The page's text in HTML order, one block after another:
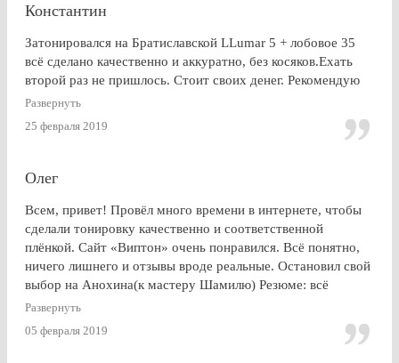
Константин
Затонировался на Братиславской LLumar 5 + лобовое 35
всё сделано качественно и аккуратно, без косяков.Ехать
второй раз не пришлось. Стоит своих денег. Рекомендую
Развернуть
25 февраля 2019
Олег
Всем, привет! Провёл много времени в интернете, чтобы
сделали тонировку качественно и соответственной
плёнкой. Сайт «Виптон» очень понравился. Всё понятно,
ничего лишнего и отзывы вроде реальные. Остановил свой
выбор на Анохина(к мастеру Шамилю) Резюме: всё
именно так, как и написано в отзывах!!!) Я остался очень
Развернуть
05 февраля 2019